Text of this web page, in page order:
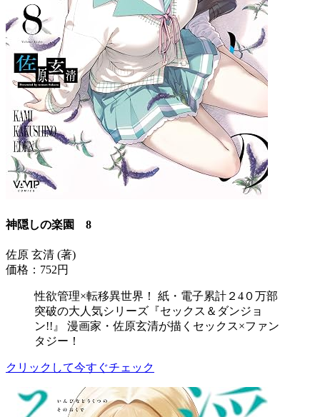
神隠しの楽園 8
佐原 玄清 (著)
価格：752円
性欲管理×転移異世界！ 紙・電子累計２4０万部
突破の大人気シリーズ『セックス＆ダンジョ
ン!!』 漫画家・佐原玄清が描くセックス×ファン
タジー！
クリックして今すぐチェック